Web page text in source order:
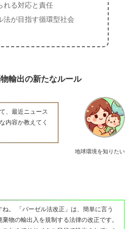
れる対応と責任
法が目指す循環型社会
輸出の新たなルール
地球環境を知りたい
、最近ニュース
内容か教えてく
ね。 「バーゼル法改正」は、簡単に言う
棄物の輸出入を規制する法律の改正です。